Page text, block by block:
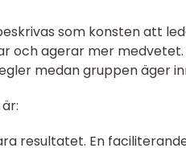
som konsten att
och agerar mer
medan gruppen äger
resultatet. En